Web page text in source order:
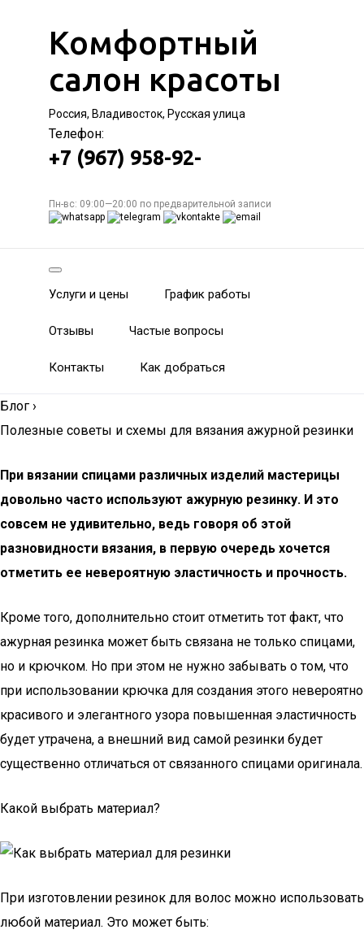
Комфортный
салон красоты
Россия, Владивосток, Русская улица
Телефон:
+7 (967) 958-92-
Пн-вс: 09:00—20:00 по предварительной записи
Услуги и цены График работы
Отзывы Частые вопросы
Контакты Как добраться
Блог ›
Полезные советы и схемы для вязания ажурной резинки
При вязании спицами различных изделий мастерицы
довольно часто используют ажурную резинку. И это
совсем не удивительно, ведь говоря об этой
разновидности вязания, в первую очередь хочется
отметить ее невероятную эластичность и прочность.
Кроме того, дополнительно стоит отметить тот факт, что
ажурная резинка может быть связана не только спицами,
но и крючком. Но при этом не нужно забывать о том, что
при использовании крючка для создания этого невероятно
красивого и элегантного узора повышенная эластичность
будет утрачена, а внешний вид самой резинки будет
существенно отличаться от связанного спицами оригинала.
Какой выбрать материал?
При изготовлении резинок для волос можно использовать
любой материал. Это может быть: